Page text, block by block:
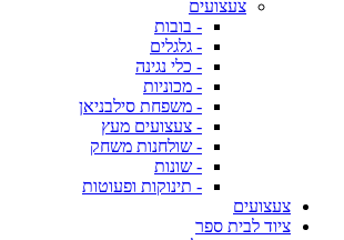
צעצועים
- בובות
- גלגלים
- כלי נגינה
- מכוניות
- משפחת סילבניאן
- צעצועים מעץ
- שולחנות משחק
- שונות
- תינוקות ופעוטות
צעצועים
ציוד לבית ספר